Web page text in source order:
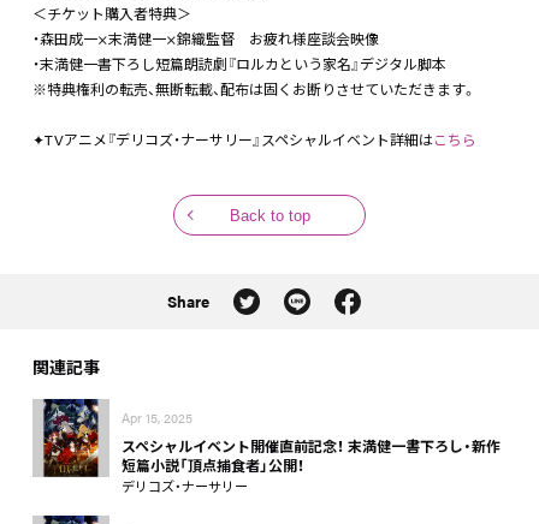
＜チケット購入者特典＞
・森田成一×末満健一×錦織監督 お疲れ様座談会映像
・末満健一書下ろし短篇朗読劇『ロルカという家名』デジタル脚本
※特典権利の転売、無断転載、配布は固くお断りさせていただきます。
✦TVアニメ『デリコズ・ナーサリー』スペシャルイベント詳細はこちら
Back to top
Share
関連記事
Apr 15, 2025
スペシャルイベント開催直前記念！ 末満健一書下ろし・新作
短篇小説「頂点捕食者」公開！
デリコズ・ナーサリー